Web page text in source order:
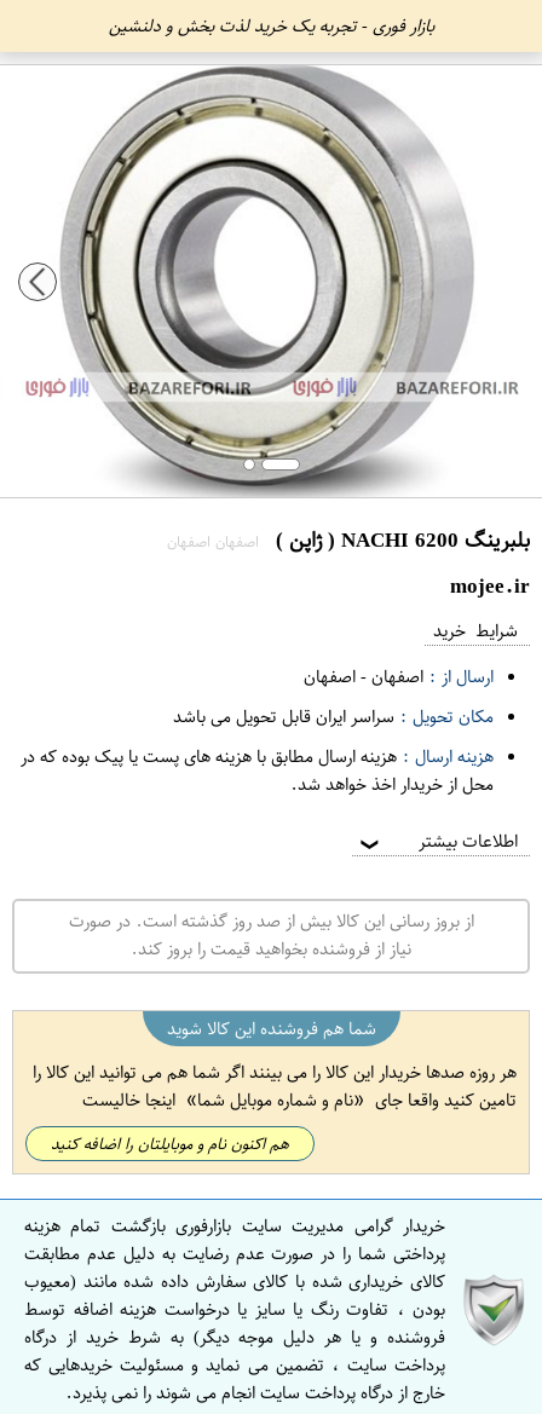
بازار فوری - تجربه یک خرید لذت بخش و دلنشین
بلبرینگ 6200 NACHI ( ژاپن ) اصفهان اصفهان
mojee.ir
شرایط خرید
ارسال از : اصفهان-اصفهان
مکان تحویل : سراسر ایران قابل تحویل می باشد
هزینه ارسال : هزینه ارسال مطابق با هزینه های پست یا پیک بوده که در
محل از خریدار اخذ خواهد شد.
اطلاعات بیشتر ❯
از بروز رسانی این کالا بیش از صد روز گذشته است. در صورت
نیاز از فروشنده بخواهید قیمت را بروز کند.
شما هم فروشنده این کالا شوید
هر روزه صدها خریدار این کالا را می بینند اگر شما هم می توانید این کالا را
تامین کنید واقعا جای
نام و شماره موبایل شما اینجا خالیست
هم اکنون نام و موبایلتان را اضافه کنید
خریدار گرامی مدیریت سایت بازارفوری بازگشت تمام هزینه
پرداختی شما را در صورت عدم رضایت به دلیل عدم مطابقت
کالای خریداری شده با کالای سفارش داده شده مانند (معیوب
بودن ، تفاوت رنگ یا سایز یا درخواست هزینه اضافه توسط
فروشنده و یا هر دلیل موجه دیگر) به شرط خرید از درگاه
پرداخت سایت ، تضمین می نماید و مسئولیت خریدهایی که
خارج از درگاه پرداخت سایت انجام می شوند را نمی پذیرد.